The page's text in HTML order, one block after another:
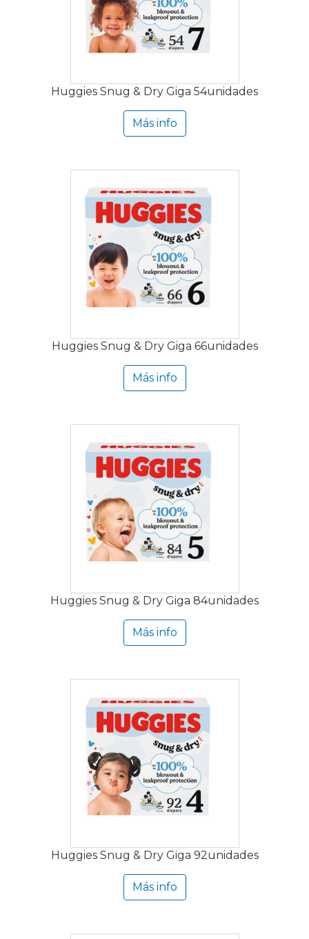
Huggies Snug & Dry Giga 54unidades
Más info
Huggies Snug & Dry Giga 66unidades
Más info
Huggies Snug & Dry Giga 84unidades
Más info
Huggies Snug & Dry Giga 92unidades
Más info